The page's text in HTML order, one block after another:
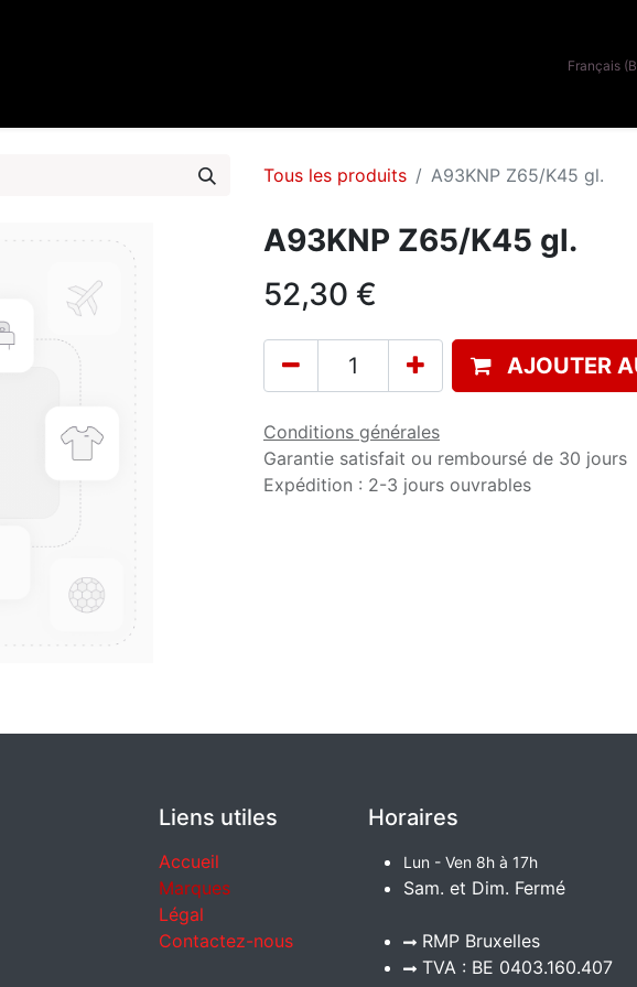
Français
Tous les produits A93KNP Z65/K45 gl.
A93KNP Z65/K45 gl.
52,30 €
AJOUTER
Conditions générales
Garantie satisfait ou remboursé de 30 jours
Expédition : 2-3 jours ouvrables
Liens utiles
Accueil
Marques
Légal
Contactez-nous
Horaires
Lun - Ven 8h à 17h
Sam. et Dim. Fermé
RMP Bruxelles
TVA : BE 0403.160.407